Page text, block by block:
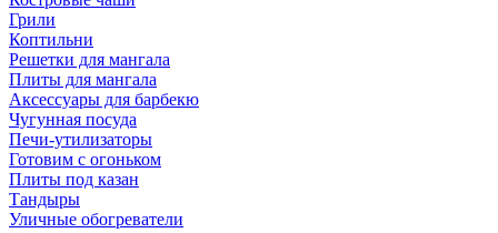
Грили
Коптильни
Решетки для мангала
Плиты для мангала
Аксессуары для барбекю
Чугунная посуда
Печи-утилизаторы
Готовим с огоньком
Плиты под казан
Тандыры
Уличные обогреватели